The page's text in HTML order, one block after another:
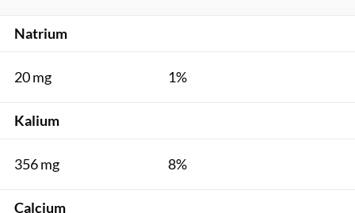
Natrium
20 mg 1%
Kalium
356 mg 8%
Calcium